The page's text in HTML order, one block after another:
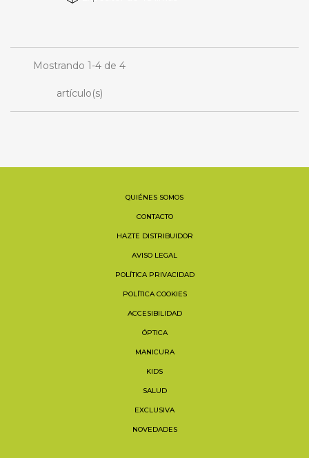
Mostrando 1-4 de 4
artículo(s)
QUIÉNES SOMOS
CONTACTO
HAZTE DISTRIBUIDOR
AVISO LEGAL
POLÍTICA PRIVACIDAD
POLÍTICA COOKIES
ACCESIBILIDAD
ÓPTICA
MANICURA
KIDS
SALUD
EXCLUSIVA
NOVEDADES